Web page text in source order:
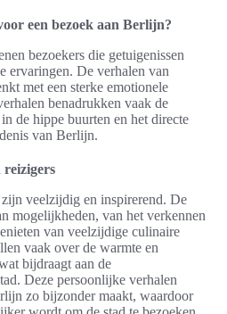
een bezoek aan Berlijn?
bezoekers die getuigenissen
ervaringen. De verhalen van
met een sterke emotionele
benadrukken vaak de
de hippe buurten en het directe
van Berlijn.
reizigers
veelzijdig en inspirerend. De
mogelijkheden, van het verkennen
van veelzijdige culinaire
vaak over de warmte en
bijdraagt aan de
Deze persoonlijke verhalen
zo bijzonder maakt, waardoor